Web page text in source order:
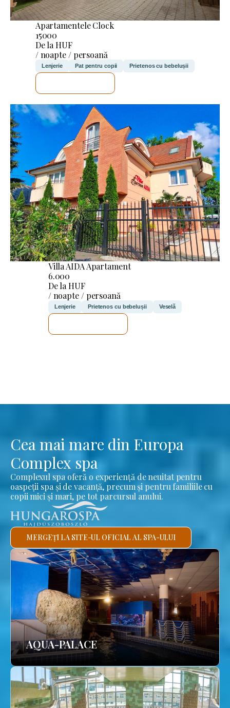
Apartamentele Clock
15000
De la HUF
/ noapte / persoană
Lenjerie Pat pentru copii Prietenos cu bebelușii
Villa AIDA Apartament
6.000
De la HUF
/ noapte / persoană
Lenjerie Prietenos cu bebelușii Veselă
Cea mai mare din Europa
Complex spa
Complexul spa oferă o experiență de neuitat pentru
oaspeții spa și de vacanță, precum și pentru familiile cu
copii mici și mari, pe tot parcursul anului.
MERGEȚI LA SITE-UL OFICIAL AL SPA-ULUI
AQUA-PALACE